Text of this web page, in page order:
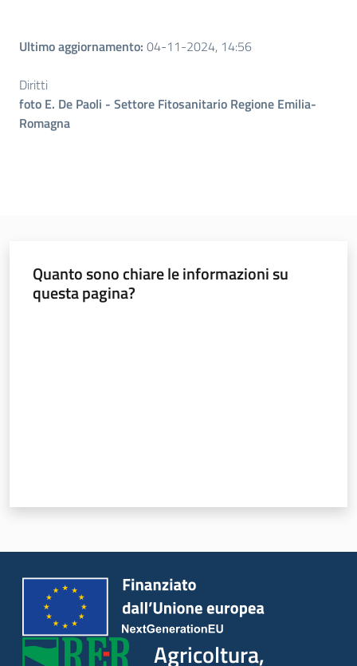
Ultimo aggiornamento: 04-11-2024, 14:56
Diritti
foto E. De Paoli - Settore Fitosanitario Regione Emilia-
Romagna
Quanto sono chiare le informazioni su
questa pagina?
Agricoltura,